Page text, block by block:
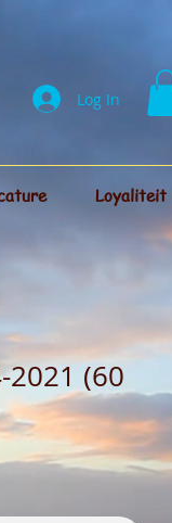
Log In
Loyaliteit
(60